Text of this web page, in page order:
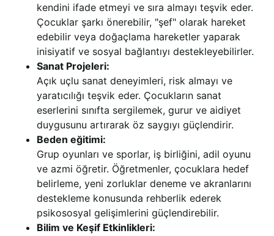
kendini ifade etmeyi ve sıra almayı teşvik eder.
Çocuklar şarkı önerebilir, "şef" olarak hareket
edebilir veya doğaçlama hareketler yaparak
inisiyatif ve sosyal bağlantıyı destekleyebilirler.
Sanat Projeleri:
Açık uçlu sanat deneyimleri, risk almayı ve
yaratıcılığı teşvik eder. Çocukların sanat
eserlerini sınıfta sergilemek, gurur ve aidiyet
duygusunu artırarak öz saygıyı güçlendirir.
Beden eğitimi:
Grup oyunları ve sporlar, iş birliğini, adil oyunu
ve azmi öğretir. Öğretmenler, çocuklara hedef
belirleme, yeni zorluklar deneme ve akranlarını
destekleme konusunda rehberlik ederek
psikososyal gelişimlerini güçlendirebilir.
Bilim ve Keşif Etkinlikleri: